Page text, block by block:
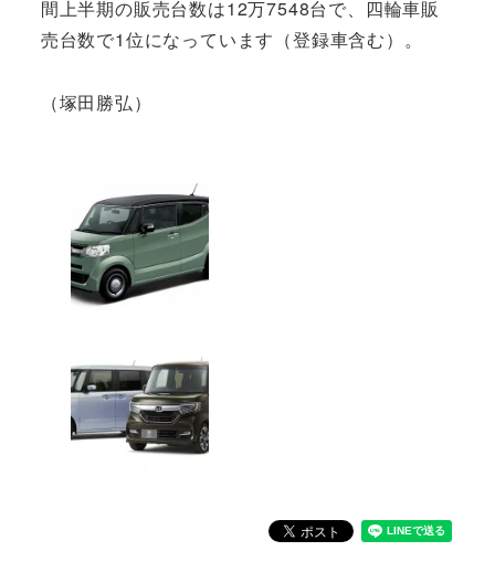
間上半期の販売台数は12万7548台で、四輪車販
売台数で1位になっています（登録車含む）。
（塚田勝弘）